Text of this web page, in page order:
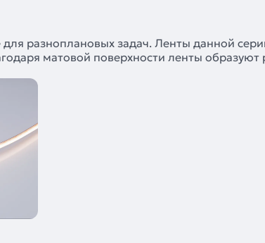
разноплановых задач. Ленты данной
матовой поверхности ленты